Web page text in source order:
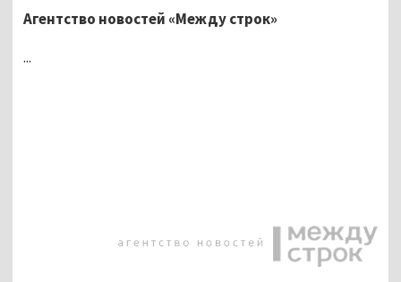
Агентство новостей «Между строк»
...